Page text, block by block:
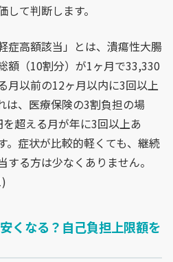
て判断します。
症高額該当」とは、潰瘍性大腸
額（10割分）が1ヶ月で33,330
月以前の12ヶ月以内に3回以上
は、医療保険の3割負担の場
超える月が年に3回以上あ
。症状が比較的軽くても、継続
る方は少なくありません。
くなる？自己負担上限額を